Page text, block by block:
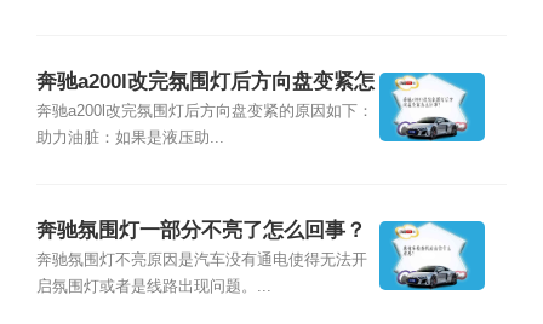
奔驰a200l改完氛围灯后方向盘变紧怎
么回事？
奔驰a200l改完氛围灯后方向盘变紧的原因如下：
助力油脏：如果是液压助...
奔驰氛围灯一部分不亮了怎么回事？
奔驰氛围灯不亮原因是汽车没有通电使得无法开
启氛围灯或者是线路出现问题。...